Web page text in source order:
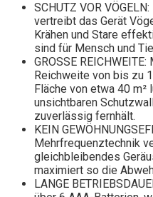
SCHUTZ VOR
vertreibt das Gerät
Krähen und Stare
sind für Mensch und
GROSSE
Reichweite von bis zu
Fläche von etwa 40
unsichtbaren
zuverlässig fernhält.
KEIN
Mehrfrequenztechnik
gleichbleibendes
maximiert so die
LANGE